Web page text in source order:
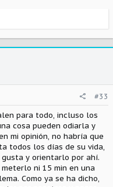
#33
para todo, incluso los
cosa pueden odiarla y
mi opinión, no habría que
todos los días de su vida,
y orientarlo por ahí.
ni 15 min en una
Como ya se ha dicho,